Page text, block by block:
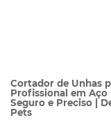
Cortador de Unhas
Profissional em
Seguro e Preciso |
Pets